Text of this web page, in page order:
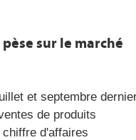
sur le marché
et septembre
de produits
d'affaires